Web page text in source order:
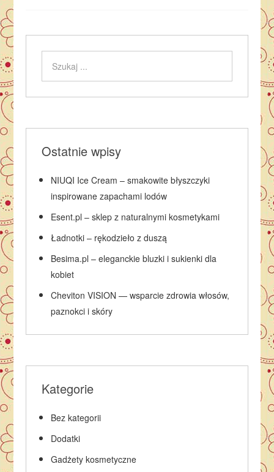
Ostatnie wpisy
NIUQI Ice Cream – smakowite błyszczyki
inspirowane zapachami lodów
Esent.pl – sklep z naturalnymi kosmetykami
Ładnotki – rękodzieło z duszą
Besima.pl – eleganckie bluzki i sukienki dla
kobiet
Cheviton VISION — wsparcie zdrowia włosów,
paznokci i skóry
Kategorie
Bez kategorii
Dodatki
Gadżety kosmetyczne